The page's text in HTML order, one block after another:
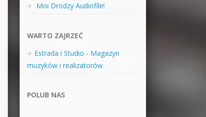
Moi Drodzy Audiofile!
WARTO ZAJRZEĆ
Estrada i Studio - Magazyn
muzyków i realizatorów
POLUB NAS